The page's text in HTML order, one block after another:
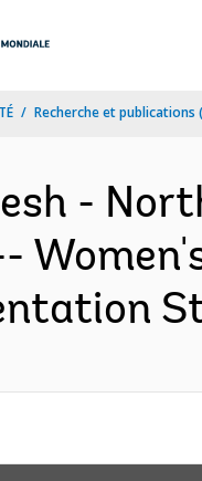
Recherche et publications
-